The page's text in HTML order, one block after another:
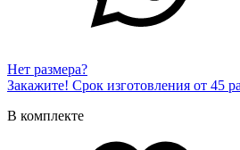
Нет размера?
Закажите! Срок изготовления от 45
В комплекте